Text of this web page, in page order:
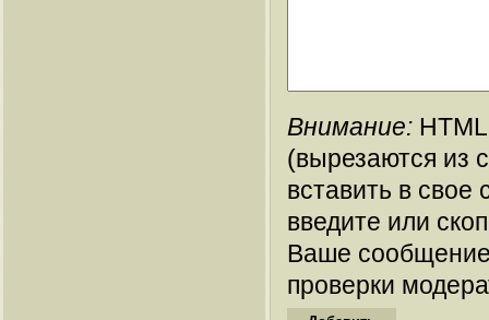
Внимание:
(вырезаются из
вставить в
введите или
Ваше
проверки